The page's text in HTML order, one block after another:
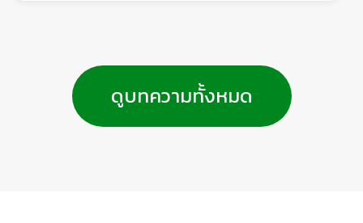
สำหรับองค์กร
สภาพพื้นที่และความเสี่ยง การใช้งานอย่างถูกวิธีตามคู่มือ
การปฏิบัติเมื่อเกิดเหตุฉุกเฉินตามหลักการความปลอดภัยที่
ใช้กันมาแต่เดิม ผู้ที่ยังไม่ผ่านการฝึกอบรม ไม่ควรได้รับ
อนุญาตให้ควบคุมหรือใช้งานรถกระเช้าโดยเด็ดขาด เพราะ
แห่งกฎกระทรวงการจัดให้มีเจ้าหน้าที่ความปลอดภัยในการ
ทำงาน บุคลากร หน่วยงน หรือคณะบุคคลเพื่อดำเนินการ
ด้านความปลอดภัยในสถานประกอบกิจการ พศ. 2565
อธิบดีกรมสวัสดิการและคุ้มครองแรงงาน จึงออกประกาศ
ดูบทความทั้งหมด